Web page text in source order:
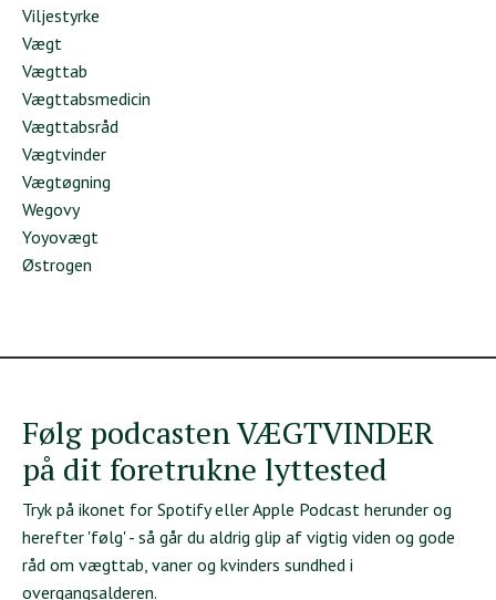
Viljestyrke
Vægt
Vægttab
Vægttabsmedicin
Vægttabsråd
Vægtvinder
Vægtøgning
Wegovy
Yoyovægt
Østrogen
Følg podcasten VÆGTVINDER
på dit foretrukne lyttested
Tryk på ikonet for Spotify eller Apple Podcast herunder og
herefter 'følg' - så går du aldrig glip af vigtig viden og gode
råd om vægttab, vaner og kvinders sundhed i
overgangsalderen.